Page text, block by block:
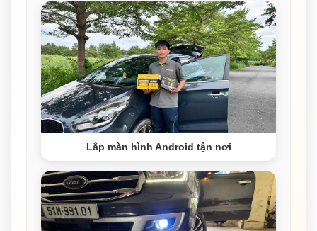
Lắp màn hình Android tận nơi